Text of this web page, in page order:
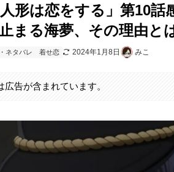
形は恋をする」第10話
まる海夢、その理由とは
ネタバレ 着せ恋 2024年1月8日 みこ
告が含まれています。